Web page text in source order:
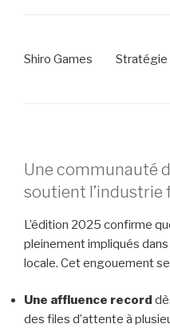
Shiro Games Stratégie
Une communauté
soutient l’industrie
L’édition 2025 confirme
pleinement impliqués
locale. Cet engouement
Une affluence record
des files d’attente à